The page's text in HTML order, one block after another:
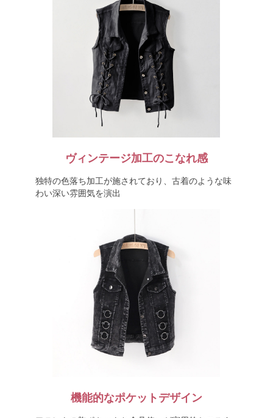
ヴィンテージ加工のこなれ感
独特の色落ち加工が施されており、古着のような味
わい深い雰囲気を演出
機能的なポケットデザイン